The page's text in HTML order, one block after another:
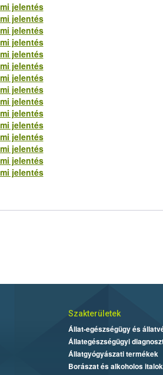
jelentés
jelentés
jelentés
jelentés
jelentés
jelentés
jelentés
jelentés
jelentés
jelentés
jelentés
jelentés
jelentés
jelentés
jelentés
Szakterületek
Állat-egészségügy és
Állategészségügyi
Állatgyógyászati termékek
Borászat és alkoholos italok